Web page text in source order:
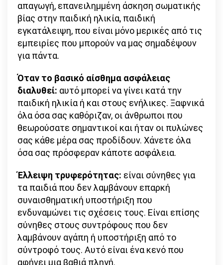
απαγωγή, επανειλημμένη άσκηση σωματικής
βίας στην παιδική ηλικία, παιδική
εγκατάλειψη, που είναι μόνο μερικές από τις
εμπειρίες που μπορούν να μας σημαδέψουν
για πάντα.
Όταν το βασικό αίσθημα ασφάλειας
διαλυθεί: αυτό μπορεί να γίνει κατά την
παιδική ηλικία ή και στους ενήλικες. Ξαφνικά
όλα όσα σας καθόριζαν, οι άνθρωποι που
θεωρούσατε σημαντικοί και ήταν οι πυλώνες
σας κάθε μέρα σας προδίδουν. Χάνετε όλα
όσα σας πρόσφεραν κάποτε ασφάλεια.
Έλλειψη τρυφερότητας: είναι σύνηθες για
τα παιδιά που δεν λαμβάνουν επαρκή
συναισθηματική υποστήριξη που
ενδυναμώνει τις σχέσεις τους. Είναι επίσης
σύνηθες στους συντρόφους που δεν
λαμβάνουν αγάπη ή υποστήριξη από το
σύντροφό τους. Αυτό είναι ένα κενό που
αφήνει μια βαθιά πληγή.